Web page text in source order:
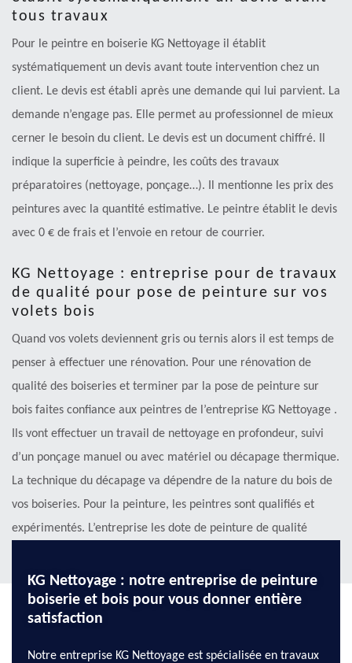
tous travaux
Pour le peintre en boiserie KG Nettoyage il établit
systématiquement un devis avant toute intervention chez un
client. Le devis est établi après une demande qui lui parvient. La
demande n’engage pas. Elle permet au professionnel de mieux
cerner le besoin du client. Le devis est un document chiffré. Il
indique la superficie à peindre, les coûts des travaux
préparatoires (nettoyage, ponçage…). Il mentionne les prix des
peintures avec la quantité estimative. Le peintre établit le devis
avec 0 € de frais et l’envoie en retour de courrier.
KG Nettoyage : entreprise pour de travaux
de qualité pour pose de peinture sur vos
volets bois
Quand vos volets deviennent gris ou ternis alors il est temps de
penser à effectuer une rénovation. Pour une rénovation de
qualité des boiseries et terminer par la pose de peinture sur
bois faites confiance aux peintres de l’entreprise KG Nettoyage .
Ils vont effectuer un travail de nettoyage en profondeur, suivi
d’un ponçage manuel ou avec matériel ou décapage thermique.
La technique du décapage va dépendre de la nature du bois de
vos boiseries. Pour la peinture, les peintres sont qualifiés et
expérimentés. L’entreprise les dote de peinture de qualité
KG Nettoyage : notre entreprise de peinture
boiserie et bois pour vous donner entière
satisfaction
Notre entreprise KG Nettoyage est spécialisée en travaux